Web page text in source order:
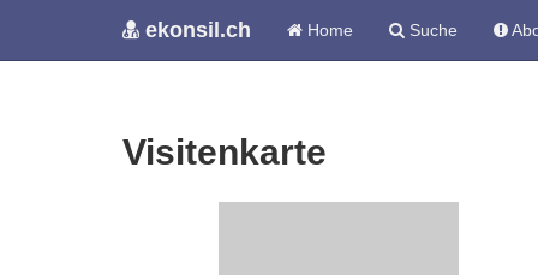
ekonsil.ch Home Suche
Visitenkarte